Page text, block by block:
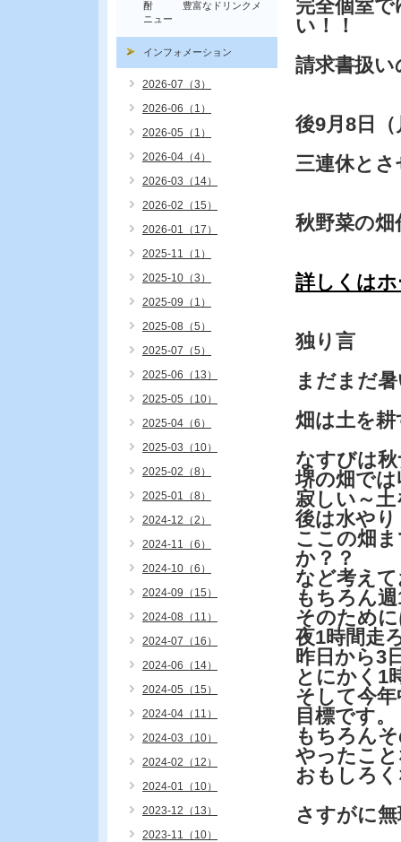
完全個室
い！！
請求書扱
後9月8日
三連休と
秋野菜の
詳しくは
独り言
まだまだ
畑は土を
なすびは
堺の畑で
寂しい～
後は水やり
ここの畑
か？？
など考え
もちろん
そのため
夜1時間走
昨日から3
とにかく1
そして今
目標です。
もちろん
やったこ
おもしろ
さすがに
酎 豊富なドリンクメ
ニュー
インフォメーション
2026-07（3）
2026-06（1）
2026-05（1）
2026-04（4）
2026-03（14）
2026-02（15）
2026-01（17）
2025-11（1）
2025-10（3）
2025-09（1）
2025-08（5）
2025-07（5）
2025-06（13）
2025-05（10）
2025-04（6）
2025-03（10）
2025-02（8）
2025-01（8）
2024-12（2）
2024-11（6）
2024-10（6）
2024-09（15）
2024-08（11）
2024-07（16）
2024-06（14）
2024-05（15）
2024-04（11）
2024-03（10）
2024-02（12）
2024-01（10）
2023-12（13）
2023-11（10）